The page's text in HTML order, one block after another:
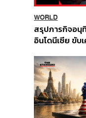
WORLD
สรุปภารกิจอนุ
อินโดนีเซีย ขับ
ส่วนยุทธศาสต
อินโดนีเซีย